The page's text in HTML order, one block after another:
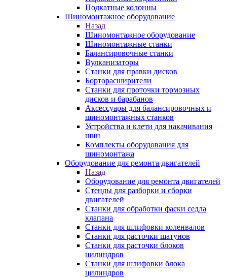
Подкатные колонны
Шиномонтажное оборудование
Назад
Шиномонтажное оборудование
Шиномонтажные станки
Балансировочные станки
Вулканизаторы
Станки для правки дисков
Борторасширители
Станки для проточки тормозных
дисков и барабанов
Аксессуары для балансировочных и
шиномонтажных станков
Устройства и клети для накачивания
шин
Комплекты оборудования для
шиномонтажа
Оборудование для ремонта двигателей
Назад
Оборудование для ремонта двигателей
Стенды для разборки и сборки
двигателей
Станки для обработки фаски седла
клапана
Станки для шлифовки коленвалов
Станки для расточки шатунов
Станки для расточки блоков
цилиндров
Станки для шлифовки блока
цилиндров